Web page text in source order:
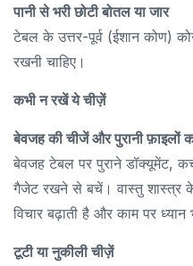
पानी से भरी छोटी बोतल या जार
टेबल के उत्तर-पूर्व (ईशान कोण)
रखनी चाहिए।
कभी न रखें ये चीज़ें
बेवजह की चीजें और पुरानी फ़ाइलों
बेवजह टेबल पर पुराने डॉक्यूमेंट,
गैजेट रखने से बचें। वास्तु शास्त्र
विचार बढ़ाती है और काम पर
टूटी या नुकीली चीज़ें